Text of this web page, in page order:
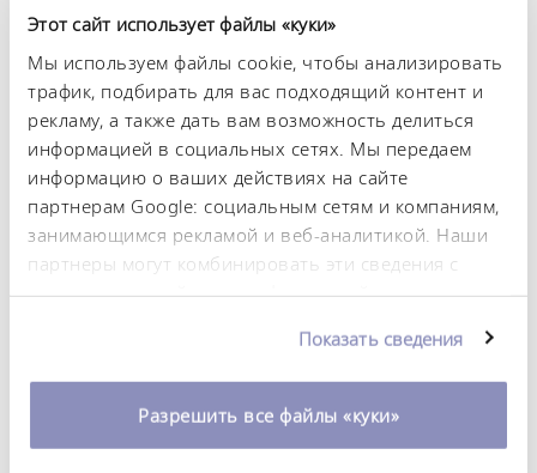
Этот сайт использует файлы «куки»
Мы используем файлы cookie, чтобы анализировать
трафик, подбирать для вас подходящий контент и
рекламу, а также дать вам возможность делиться
информацией в социальных сетях. Мы передаем
информацию о ваших действиях на сайте
партнерам Google: социальным сетям и компаниям,
занимающимся рекламой и веб-аналитикой. Наши
партнеры могут комбинировать эти сведения с
предоставленной вами информацией, а также
использовании вами их сервисов. Вы можете
изменить или отозвать свое согласие в любое
время. Более подробную информацию об этом вы
Показать сведения
Разрешить все файлы «куки»
0,05 ± K
Теплопроизводительность, макс.
3,5 kW
Потребляемая мощность, макс.
3,7 kW
Давление нагнетания, макс.
Расход насоса, макс. (нагнетание)
Присоединительная резьба на впуске/выпуске